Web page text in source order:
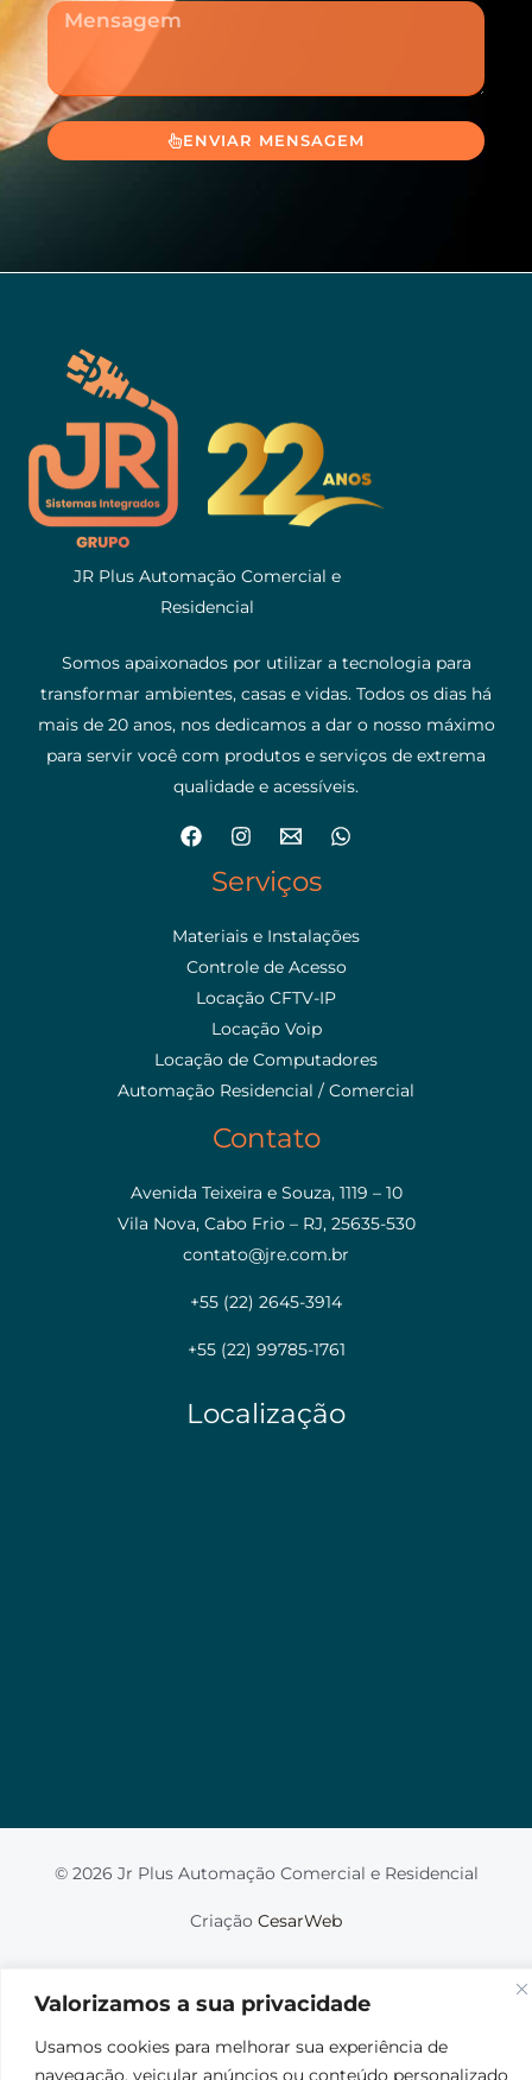
Não aceito
Aceito
Mensagem
ENVIAR MENSAGEM
JR Plus Automação Comercial e
Residencial
Somos apaixonados por utilizar a tecnologia para
transformar ambientes, casas e vidas. Todos os dias há
mais de 20 anos, nos dedicamos a dar o nosso máximo
para servir você com produtos e serviços de extrema
qualidade e acessíveis.
Serviços
Materiais e Instalações
Controle de Acesso
Locação CFTV-IP
Locação Voip
Locação de Computadores
Automação Residencial / Comercial
Contato
Avenida Teixeira e Souza, 1119 – 10
Vila Nova, Cabo Frio – RJ, 25635-530
contato@jre.com.br
+55 (22) 2645-3914
+55 (22) 99785-1761
Localização
© 2026 Jr Plus Automação Comercial e Residencial
Criação CesarWeb
Fale Conosco